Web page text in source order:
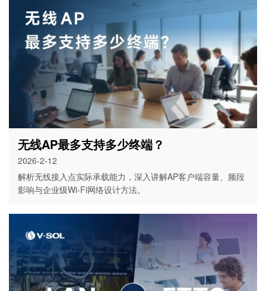
无线AP最多支持多少终端？
2026-2-12
解析无线接入点实际承载能力，深入讲解AP客户端容量、频段
影响与企业级Wi-Fi网络设计方法。